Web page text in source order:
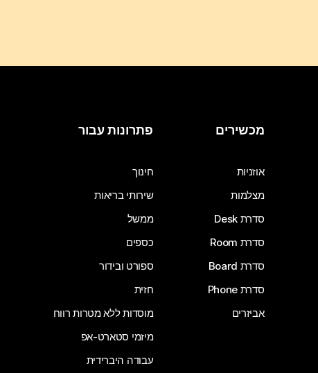
מכשירים
אוזניות
מצלמות
סדרת Desk
סדרת Room
סדרת Board
סדרת Phone
אביזרים
פתרונות עבור
חינוך
שירותי בריאות
ממשל
כספים
ספורט ובידור
חזית
מוסדות ללא מטרות רווח
מיזמי סטארט-אפ
עבודה היברידית